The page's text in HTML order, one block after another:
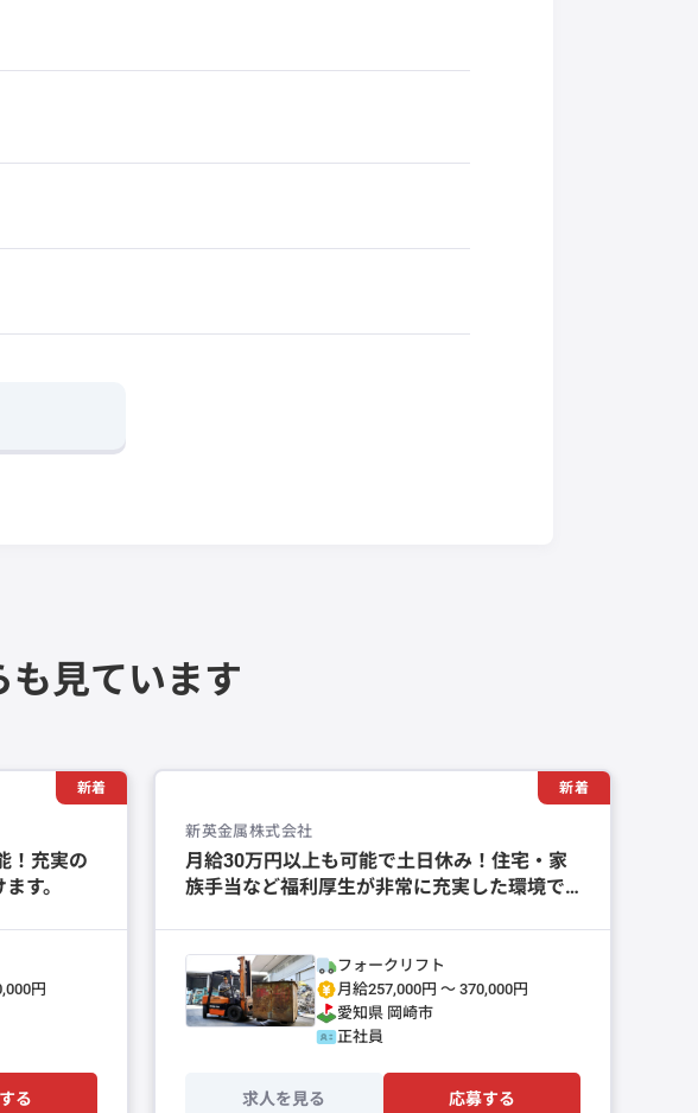
も見ています
新着
！充実の
す。
円
る
新着
新英金属株式会社
月給30万円以上も可能で土日休み！住宅・家
族手当など福利厚生が非常に充実した環境で
フォークリフト
月給257,000円 〜 370,000円
愛知県 岡崎市
正社員
求人を見る 応募する